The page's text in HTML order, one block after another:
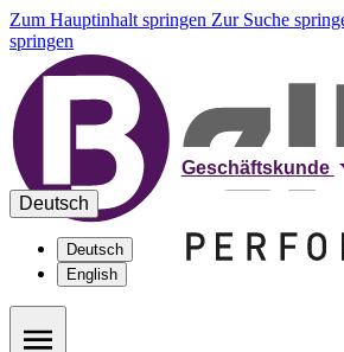
Zum Hauptinhalt springen Zur Suche
springen
Geschäftskunde
Deutsch
Deutsch
English